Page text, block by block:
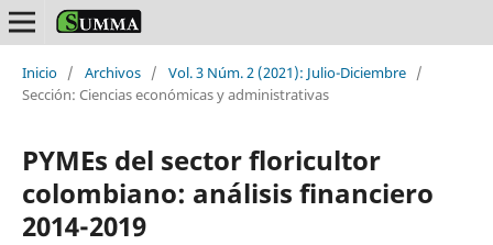
Inicio / Archivos / Vol. 3 Núm. 2 (2021): Julio-Diciembre /
Sección: Ciencias económicas y administrativas
PYMEs del sector floricultor
colombiano: análisis financiero
2014-2019